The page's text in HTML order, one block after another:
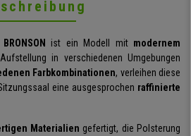
BRONSON ist ein Modell mit modernem
in verschiedenen Umgebungen
Farbkombinationen, verleihen diese
eine ausgesprochen raffinierte
Materialien gefertigt, die Polsterung